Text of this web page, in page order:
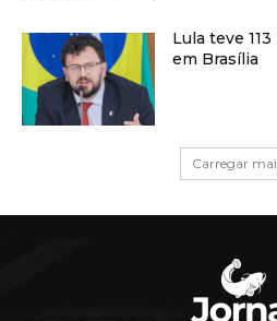
Lula teve
em Brasília
Carregar